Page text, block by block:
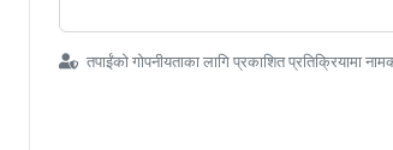
तपाईंको गोपनीयताका लागि प्रकाशित प्रतिक्रियामा